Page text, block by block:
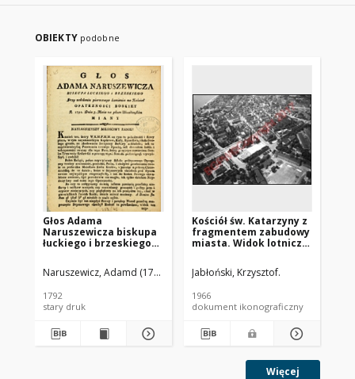
OBIEKTY podobne
Głos Adama
Naruszewicza biskupa
łuckiego i brzeskiego
pierwszego kamienia
na Kościół Opatrznosci
maia na placu
Uiazdowskim miany
Naruszewicz, Adamd (1733-1796)
1792
stary druk
Kościół św. Katarzyny z
fragmentem zabudowy
miasta. Widok lotniczy
Toruń
Jabłoński, Krzysztof.
1966
dokument ikonograficzny
Więcej